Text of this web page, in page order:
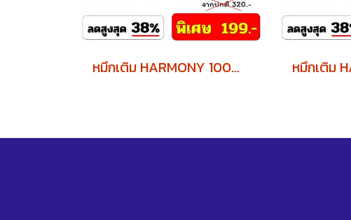
หมึกเติม HARMONY 100ml. EPSON พิเศษ ซื้อ 4 ขวด แถมฟรี 1 ขวด